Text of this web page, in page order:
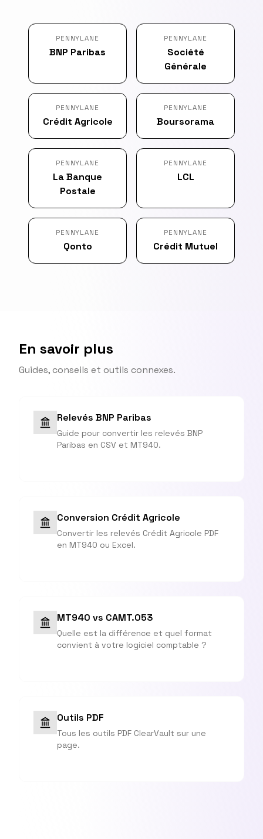
PENNYLANE
BNP Paribas
PENNYLANE
Société
Générale
PENNYLANE
Crédit Agricole
PENNYLANE
Boursorama
PENNYLANE
La Banque
Postale
PENNYLANE
LCL
PENNYLANE
Qonto
PENNYLANE
Crédit Mutuel
En savoir plus
Guides, conseils et outils connexes.
Relevés BNP Paribas
Guide pour convertir les relevés BNP
Paribas en CSV et MT940.
Conversion Crédit Agricole
Convertir les relevés Crédit Agricole PDF
en MT940 ou Excel.
MT940 vs CAMT.053
Quelle est la différence et quel format
convient à votre logiciel comptable ?
Outils PDF
Tous les outils PDF ClearVault sur une
page.